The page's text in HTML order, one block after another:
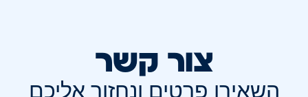
צור קשר
השאירו פרטים ונחזור אליכם